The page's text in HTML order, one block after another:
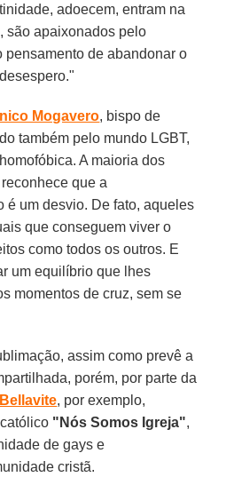
adoecem, entram na
são apaixonados pelo
pensamento de abandonar o
Mogavero, bispo de
também pelo mundo LGBT,
A maioria dos
que a
é um desvio. De fato, aqueles
que conseguem viver o
como todos os outros. E
um equilíbrio que lhes
momentos de cruz, sem se
assim como prevê a
porém, por parte da
, por exemplo,
"Nós Somos Igreja",
de gays e
cristã.